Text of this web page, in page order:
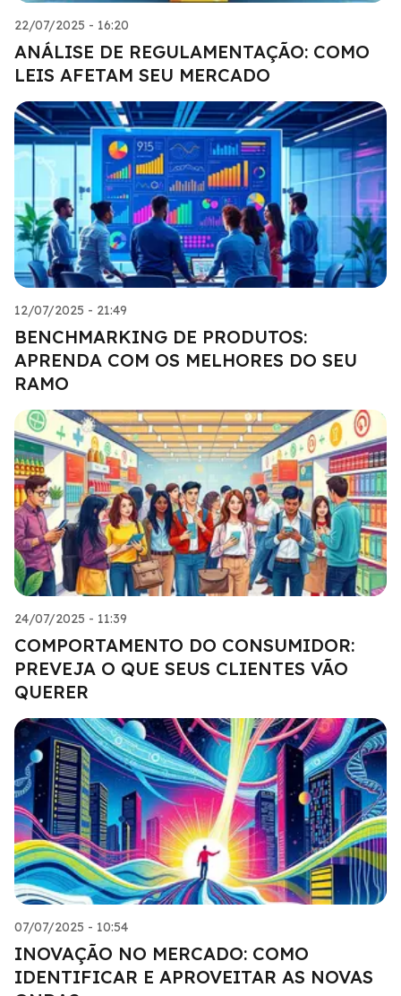
22/07/2025 - 16:20
ANÁLISE DE REGULAMENTAÇÃO: COMO
LEIS AFETAM SEU MERCADO
12/07/2025 - 21:49
BENCHMARKING DE PRODUTOS:
APRENDA COM OS MELHORES DO SEU
RAMO
24/07/2025 - 11:39
COMPORTAMENTO DO CONSUMIDOR:
PREVEJA O QUE SEUS CLIENTES VÃO
QUERER
07/07/2025 - 10:54
INOVAÇÃO NO MERCADO: COMO
IDENTIFICAR E APROVEITAR AS NOVAS